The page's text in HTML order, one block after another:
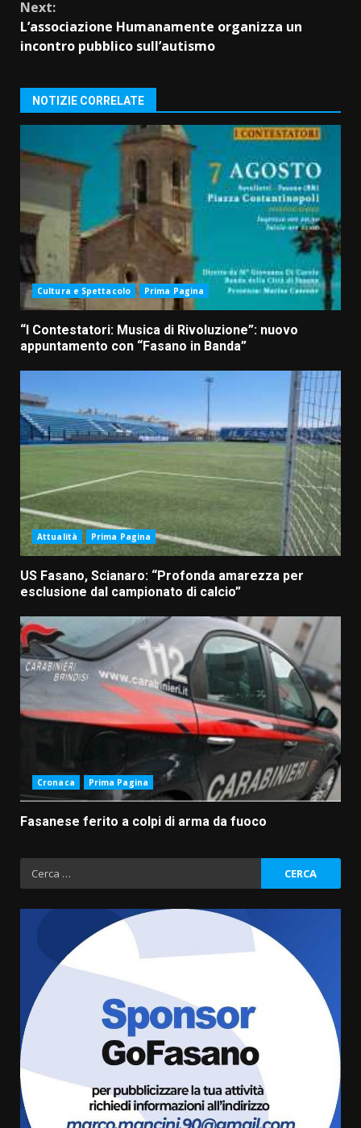
Next:
L’associazione Humanamente organizza un
incontro pubblico sull’autismo
NOTIZIE CORRELATE
Cultura e Spettacolo Prima Pagina
“I Contestatori: Musica di Rivoluzione”: nuovo
appuntamento con “Fasano in Banda”
Attualità Prima Pagina
US Fasano, Scianaro: “Profonda amarezza per
esclusione dal campionato di calcio”
Cronaca Prima Pagina
Fasanese ferito a colpi di arma da fuoco
Ricerca
per:
Fasanese ferito a colpi di arma
da fuoco
6 Agosto 2026 18:13
Carta d’identità: continua il piano
di aperture straordinarie del
Comune di Fasano